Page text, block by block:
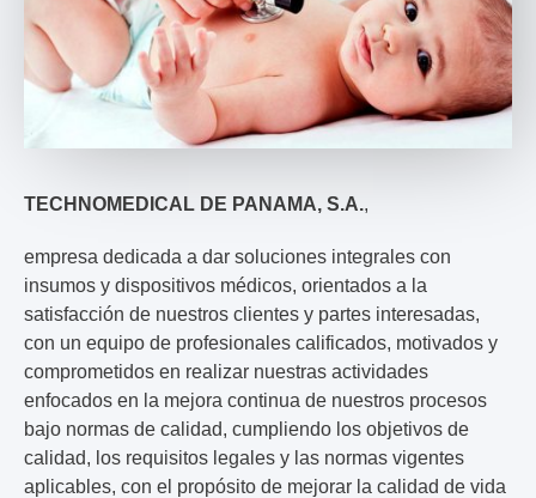
TECHNOMEDICAL DE PANAMA, S.A.,
empresa dedicada a dar soluciones integrales con
insumos y dispositivos médicos, orientados a la
satisfacción de nuestros clientes y partes interesadas,
con un equipo de profesionales calificados, motivados y
comprometidos en realizar nuestras actividades
enfocados en la mejora continua de nuestros procesos
bajo normas de calidad, cumpliendo los objetivos de
calidad, los requisitos legales y las normas vigentes
aplicables, con el propósito de mejorar la calidad de vida